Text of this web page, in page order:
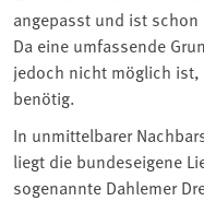
angepasst und ist
Da eine umfassende
jedoch nicht möglich
benötig.
In unmittelbarer
liegt die bundeseigene
sogenannte Dahlemer